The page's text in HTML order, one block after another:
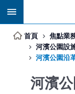
跳到主要內容區塊
首頁 焦點業
河濱公園設
河濱公園沿
河濱